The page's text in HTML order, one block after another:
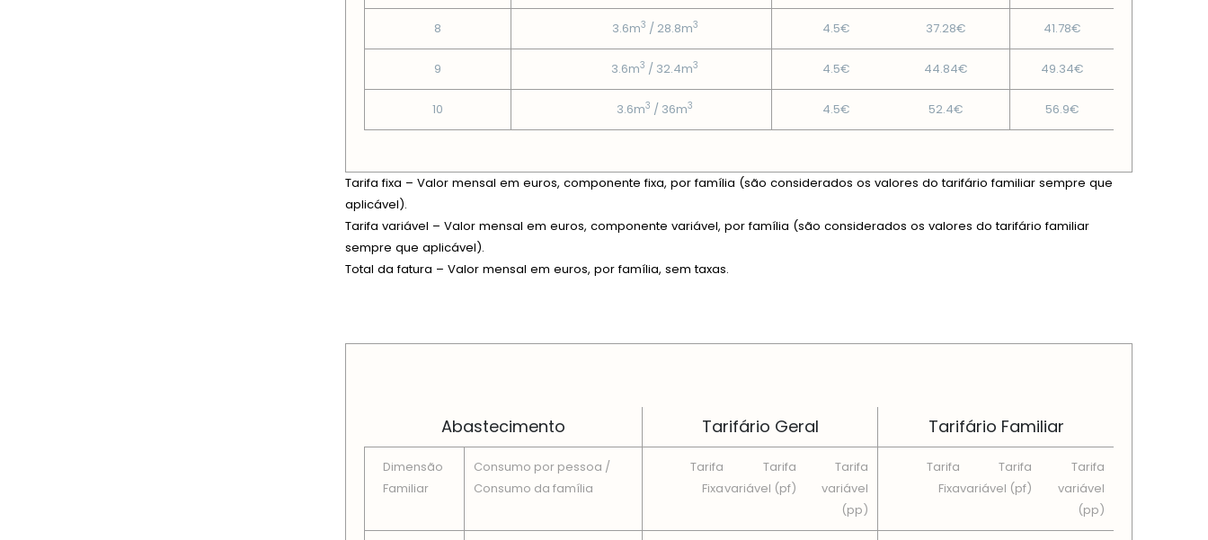
8 3.6m3 / 28.8m3 4.5€ 37.28€ 41.78€
9 3.6m3 / 32.4m3 4.5€ 44.84€ 49.34€
10 3.6m3 / 36m3 4.5€ 52.4€ 56.9€
Tarifa fixa – Valor mensal em euros, componente fixa, por família (são considerados os valores do tarifário familiar sempre que
aplicável).
Tarifa variável – Valor mensal em euros, componente variável, por família (são considerados os valores do tarifário familiar
sempre que aplicável).
Total da fatura – Valor mensal em euros, por família, sem taxas.
Abastecimento Tarifário Geral Tarifário Familiar
Dimensão
Familiar
Consumo por pessoa /
Consumo da famí­lia
Tarifa
Fixa
Tarifa
variável (pf)
Tarifa
variável
(pp)
Tarifa
Fixa
Tarifa
variável (pf)
Tarifa
variável
(pp)